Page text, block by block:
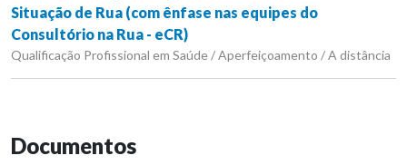
Situação de Rua (com ênfase nas equipes do
Consultório na Rua - eCR)
Qualificação Profissional em Saúde / Aperfeiçoamento / A distância
Documentos